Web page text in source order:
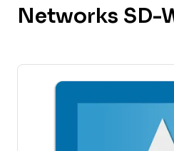
Networks SD-